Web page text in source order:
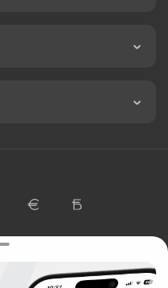
цветов в Москве